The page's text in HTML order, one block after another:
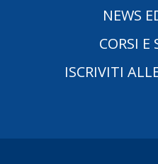
NEWS
CORSI E
ISCRIVITI